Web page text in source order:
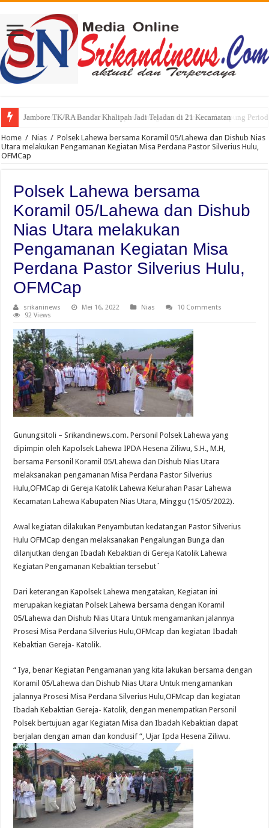
Jambore TK/RA Bandar Khalipah Jadi Teladan di 21 Kecamatan
Sah, Secara Aklamasi WFS Pimpin Karang Taruna Provinsi Lampung
Home / Nias / Polsek Lahewa bersama Koramil 05/Lahewa dan Dishub Nias
Utara melakukan Pengamanan Kegiatan Misa Perdana Pastor Silverius Hulu,
OFMCap
Polsek Lahewa bersama
Koramil 05/Lahewa dan Dishub
Nias Utara melakukan
Pengamanan Kegiatan Misa
Perdana Pastor Silverius Hulu,
OFMCap
srikaninews Mei 16, 2022 Nias
10 Comments
92 Views
Gunungsitoli – Srikandinews.com. Personil Polsek Lahewa yang
dipimpin oleh Kapolsek Lahewa IPDA Hesena Ziliwu, S.H., M.H,
bersama Personil Koramil 05/Lahewa dan Dishub Nias Utara
melaksanakan pengamanan Misa Perdana Pastor Silverius
Hulu,OFMCap di Gereja Katolik Lahewa Kelurahan Pasar Lahewa
Kecamatan Lahewa Kabupaten Nias Utara, Minggu (15/05/2022).
Awal kegiatan dilakukan Penyambutan kedatangan Pastor Silverius
Hulu OFMCap dengan melaksanakan Pengalungan Bunga dan
dilanjutkan dengan Ibadah Kebaktian di Gereja Katolik Lahewa
Kegiatan Pengamanan Kebaktian tersebut`
Dari keterangan Kapolsek Lahewa mengatakan, Kegiatan ini
merupakan kegiatan Polsek Lahewa bersama dengan Koramil
05/Lahewa dan Dishub Nias Utara Untuk mengamankan jalannya
Prosesi Misa Perdana Silverius Hulu,OFMcap dan kegiatan Ibadah
Kebaktian Gereja- Katolik.
“ Iya, benar Kegiatan Pengamanan yang kita lakukan bersama dengan
Koramil 05/Lahewa dan Dishub Nias Utara Untuk mengamankan
jalannya Prosesi Misa Perdana Silverius Hulu,OFMcap dan kegiatan
Ibadah Kebaktian Gereja- Katolik, dengan menempatkan Personil
Polsek bertujuan agar Kegiatan Misa dan Ibadah Kebaktian dapat
berjalan dengan aman dan kondusif “, Ujar Ipda Hesena Ziliwu.